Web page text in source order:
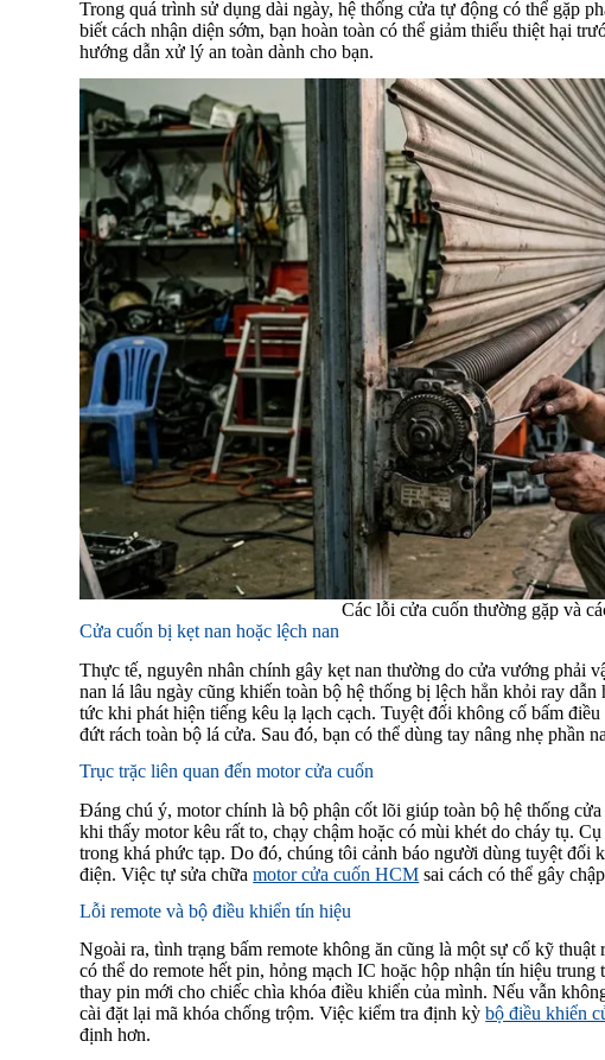
Trong quá trình sử dụng dài ngày, hệ thống cửa tự động có thể gặp
biết cách nhận diện sớm, bạn hoàn toàn có thể giảm thiểu thiệt hại
hướng dẫn xử lý an toàn dành cho bạn.
Các lỗi cửa cuốn thường gặp và
Cửa cuốn bị kẹt nan hoặc lệch nan
Thực tế, nguyên nhân chính gây kẹt nan thường do cửa vướng phải
nan lá lâu ngày cũng khiến toàn bộ hệ thống bị lệch hẳn khỏi ray
tức khi phát hiện tiếng kêu lạ lạch cạch. Tuyệt đối không cố bấm
đứt rách toàn bộ lá cửa. Sau đó, bạn có thể dùng tay nâng nhẹ phần
Trục trặc liên quan đến motor cửa cuốn
Đáng chú ý, motor chính là bộ phận cốt lõi giúp toàn bộ hệ thống
khi thấy motor kêu rất to, chạy chậm hoặc có mùi khét do cháy tụ.
trong khá phức tạp. Do đó, chúng tôi cảnh báo người dùng tuyệt đối
điện. Việc tự sửa chữamotor cửa cuốn HCM sai cách có thể gây
Lỗi remote và bộ điều khiển tín hiệu
Ngoài ra, tình trạng bấm remote không ăn cũng là một sự cố kỹ
có thể do remote hết pin, hỏng mạch IC hoặc hộp nhận tín hiệu
thay pin mới cho chiếc chìa khóa điều khiển của mình. Nếu vẫn
cài đặt lại mã khóa chống trộm. Việc kiểm tra định kỳbộ điều khiển
định hơn.